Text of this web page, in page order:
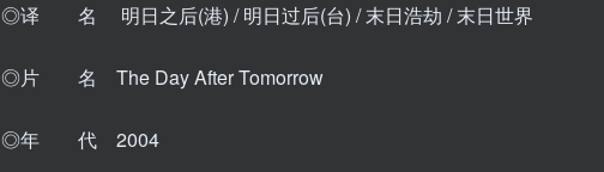
◎译 名 明日之后(港) / 明日过后(台) / 末日浩劫 / 末日世界
◎片 名 The Day After Tomorrow
◎年 代 2004